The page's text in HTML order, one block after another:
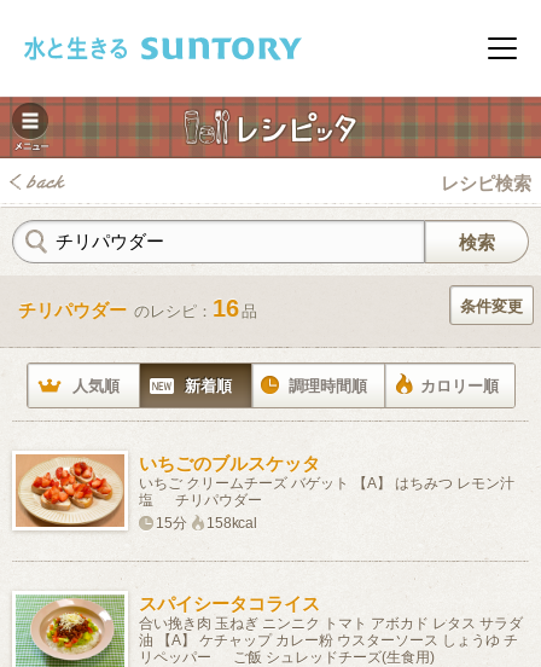
メニ
レシピ検索
チリパウダー のレシピ： 16品 条件変更
人気順 新着順 調理時間順 カロリー順
いちごのブルスケッタ
いちご クリームチーズ バゲット 【A】 はちみつ レモン汁
塩 チリパウダー
15分
158kcal
スパイシータコライス
合い挽き肉 玉ねぎ ニンニク トマト アボカド レタス サラダ
油 【A】 ケチャップ カレー粉 ウスターソース しょうゆ チ
リペッパー ご飯 シュレッドチーズ(生食用)